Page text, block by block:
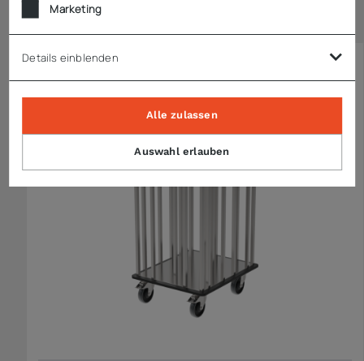
Ähnliche Artikel
Marketing
Details einblenden
Auswahl erlauben
Alle zulassen